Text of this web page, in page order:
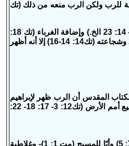
للرب ولكن الرب منعه من ذلك (تك
وقد كانت حياة إبراهيم مع الناس مظهرًا لإيمانه بالله وقد ظهر هذا في كرمه (تك13: 9- 14: 23 الخ.) وإضافة الغرباء (تك 18:
2-8)- وإخلاصه ووفائه وأمانته، وحنوه ورقة عاطفته (تك 14: 14- 24-18: 23-32- 23: 29 وشجاعته (تك14: 14-16) إلا أنه أظهر
كان الرب (يهوه) يلقب بأنه إبراهيم (خروج3: 15) ويذكر الكتاب المقدس أن الرب ظهر لإبراهيم
(خروج6: 3) واختاره (نحميا9: 7) وفداه (اش29: 22) وباركه هو ونسله واسطة بركة لجميع أمم الأرض (تك12: 3- 17: 18- 22:
يدعى إبراهيم في العهد الجديد أبًا لبني إسرائيل (أعمال 13: 26) والكهنوت اللاوي (عب7: 5) وأبًا للمسيح (مت 1: 1)- وغلاطية